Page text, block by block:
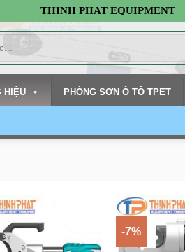
THINH PHAT EQUIPMENT
HIỆU PHÒNG SƠN Ô TÔ TPET
-7%